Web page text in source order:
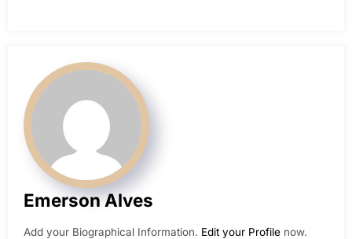
Emerson Alves
Add your Biographical Information. Edit your Profile now.